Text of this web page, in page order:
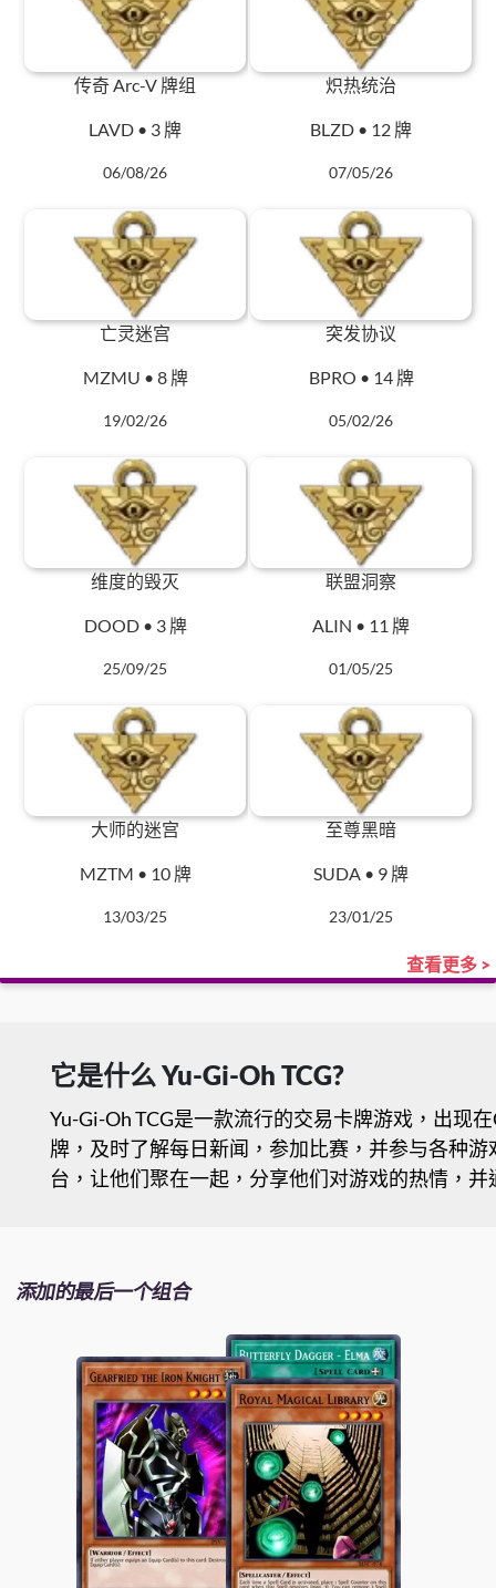
传奇 Arc-V 牌组
LAVD • 3 牌
06/08/26
炽热统治
BLZD • 12 牌
07/05/26
亡灵迷宫
MZMU • 8 牌
19/02/26
突发协议
BPRO • 14 牌
05/02/26
维度的毁灭
DOOD • 3 牌
25/09/25
联盟洞察
ALIN • 11 牌
01/05/25
大师的迷宫
MZTM • 10 牌
13/03/25
至尊黑暗
SUDA • 9 牌
23/01/25
查看更多 >
它是什么 Yu-Gi-Oh TCG?
Yu-Gi-Oh TCG是一款流行的交易卡牌游戏，出现
牌，及时了解每日新闻，参加比赛，并参与各种
台，让他们聚在一起，分享他们对游戏的热情，
添加的最后一个组合